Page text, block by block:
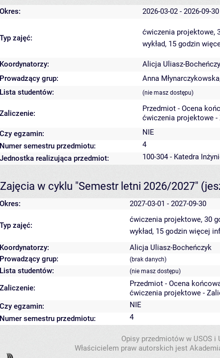
Okres: 2026-03-02 - 2026-09-30
Typ zajęć:
ćwiczenia projektowe,
wykład, 15 godzin
Koordynatorzy:
Alicja Uliasz-
Prowadzący grup:
Anna Młynarczykowska
Lista studentów:
(nie masz dostępu)
Zaliczenie:
Przedmiot - Ocena
ćwiczenia projektowe -
Czy egzamin:
NIE
Numer semestru przedmiotu:
4
Jednostka realizująca przedmiot:
100-304 - Katedra
Zajęcia w cyklu "Semestr letni 2026/2027"
Okres: 2027-03-01 - 2027-09-30
Typ zajęć:
ćwiczenia projektowe, 30
wykład, 15 godzin więcej
Koordynatorzy:
Alicja Uliasz-Bocheńczyk
Prowadzący grup:
(brak danych)
Lista studentów: (nie masz dostępu)
Zaliczenie:
Przedmiot - Ocena
ćwiczenia projektowe -
Czy egzamin:
NIE
Numer semestru przedmiotu:
4
Opisy przedmiotów w USOS
Właścicielem praw autorskich jest